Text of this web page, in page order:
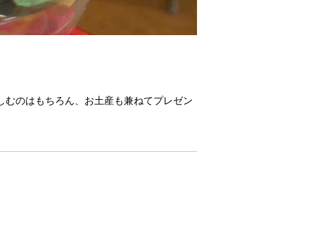
のはもちろん、お土産も兼ねてプレゼン